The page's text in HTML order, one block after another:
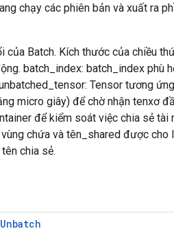
chạy các phiên bản và xuất ra
Batch. Kích thước của chiều
batch_index: batch_index phù
Tensor tương
micro giây) để chờ nhận tenxơ
để kiểm soát việc chia sẻ tài
chứa và tên_shared được cho
chia sẻ.
Unbatch